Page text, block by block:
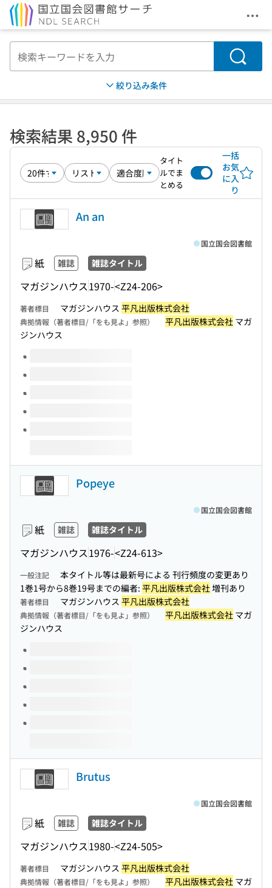
メ
検索
絞り込み条件
検索結果 8,950 件
タイト
ルでま
とめる
一括
お気
に入
り
An an
紙 雑誌 雑誌タイトル
マガジンハウス1970-<Z24-206>
国立国会図書館
著者標目 マガジンハウス 平凡出版株式会社
典拠情報（著者標目/「をも見よ」参照） 平凡出版株式会社 マガ
ジンハウス
このタイトルの巻号
Popeye
紙 雑誌 雑誌タイトル
マガジンハウス1976-<Z24-613>
国立国会図書館
一般注記
本タイトル等は最新号による 刊行頻度の変更あり
1巻1号から8巻19号までの編者: 平凡出版株式会社増刊あり
著者標目 マガジンハウス 平凡出版株式会社
典拠情報（著者標目/「をも見よ」参照） 平凡出版株式会社 マガ
ジンハウス
このタイトルの巻号
Brutus
紙 雑誌 雑誌タイトル
マガジンハウス1980-<Z24-505>
国立国会図書館
著者標目 マガジンハウス 平凡出版株式会社
典拠情報（著者標目/「をも見よ」参照） 平凡出版株式会社 マガ